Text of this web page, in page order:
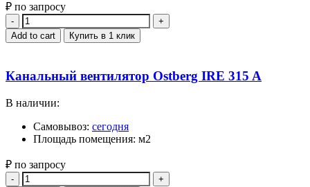
₽ по запросу
Quantity
Add to cart Купить в 1 клик
Канальный вентилятор Ostberg IRE 315 A
В наличии:
Самовывоз: сегодня
Площадь помещения: м2
₽ по запросу
Quantity